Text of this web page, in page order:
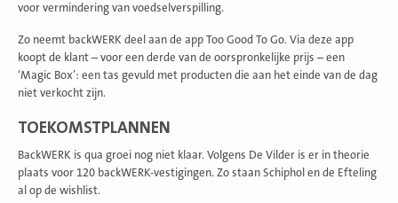
voor vermindering van voedselverspilling.
Zo neemt backWERK deel aan de app Too Good To Go. Via deze app
koopt de klant – voor een derde van de oorspronkelijke prijs – een
‘Magic Box’: een tas gevuld met producten die aan het einde van de dag
niet verkocht zijn.
TOEKOMSTPLANNEN
BackWERK is qua groei nog niet klaar. Volgens De Vilder is er in theorie
plaats voor 120 backWERK-vestigingen. Zo staan Schiphol en de Efteling
al op de wishlist.